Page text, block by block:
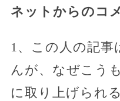
ネットからのコ
1、この人の記
んが、なぜこう
に取り上げられ